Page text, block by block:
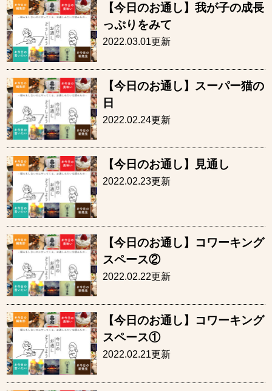
【今日のお通し】我が子の成長
っぷりをみて
2022.03.01更新
【今日のお通し】スーパー猫の
日
2022.02.24更新
【今日のお通し】見通し
2022.02.23更新
【今日のお通し】コワーキング
スペース②
2022.02.22更新
【今日のお通し】コワーキング
スペース①
2022.02.21更新